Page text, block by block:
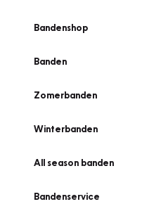
Bandenshop
Banden
Zomerbanden
Winterbanden
All season banden
Bandenservice